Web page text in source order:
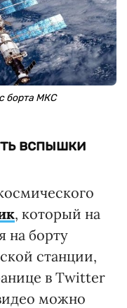
борта МКС
вспышки
, который на
на борту
станции,
в Twitter
можно